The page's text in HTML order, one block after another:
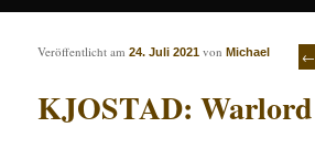
Artikelnavigation ←
KJOSTAD: Warlord
Veröffentlicht am24. Juli 2021 vonMichael